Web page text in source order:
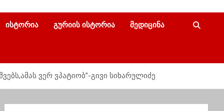
ᲘᲡᲢᲝᲠᲘᲐ ᲒᲣᲠᲘᲘᲡ ᲘᲡᲢᲝᲠᲘᲐ ᲛᲔᲓᲘᲪᲘᲜᲐ
ვერ ვპატიობ”-გივი სიხარულიძე